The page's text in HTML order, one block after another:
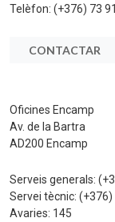
Telèfon: (+376) 73
CONTACTAR
Oficines Encamp
Av. de la Bartra
AD200 Encamp
Serveis generals:
Servei tècnic: (+376)
Avaries: 145